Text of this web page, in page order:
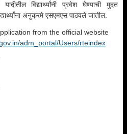
विद्यार्थ्यांनी प्रवेश घेण्याची मुदत
अनुक्रमे एसएमएस पाठवले जातील.
from the official website
adm_portal/Users/rteindex